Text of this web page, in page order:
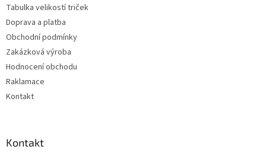
Tabulka velikostí triček
Doprava a platba
Obchodní podmínky
Zakázková výroba
Hodnocení obchodu
Raklamace
Kontakt
Kontakt